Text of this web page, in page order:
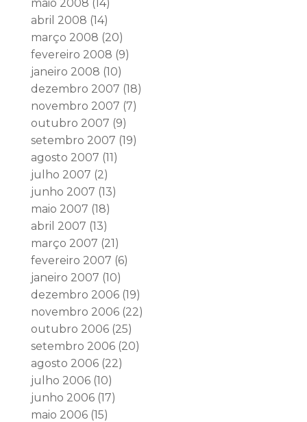
maio 2008 (14)
abril 2008 (14)
março 2008 (20)
fevereiro 2008 (9)
janeiro 2008 (10)
dezembro 2007 (18)
novembro 2007 (7)
outubro 2007 (9)
setembro 2007 (19)
agosto 2007 (11)
julho 2007 (2)
junho 2007 (13)
maio 2007 (18)
abril 2007 (13)
março 2007 (21)
fevereiro 2007 (6)
janeiro 2007 (10)
dezembro 2006(19)
novembro 2006(22)
outubro 2006(25)
setembro 2006(20)
agosto 2006(22)
julho 2006(10)
junho 2006(17)
maio 2006(15)